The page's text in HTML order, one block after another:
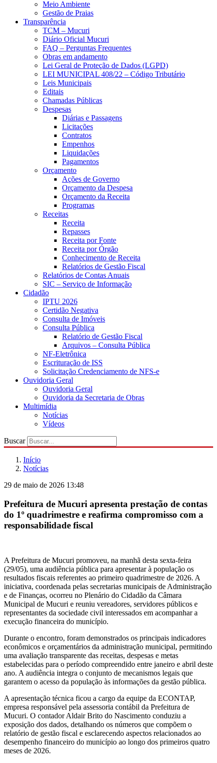
Meio Ambiente
Gestão de Praias
Transparência
TCM – Mucuri
Diário Oficial Mucuri
FAQ – Perguntas Frequentes
Obras em andamento
Lei Geral de Proteção de Dados (LGPD)
LEI MUNICIPAL 408/22 – Código Tributário
Leis Municipais
Editais
Chamadas Públicas
Despesas
Diárias e Passagens
Licitações
Contratos
Empenhos
Liquidações
Pagamentos
Orçamento
Ações de Governo
Orçamento da Despesa
Orçamento da Receita
Programas
Receitas
Receita
Repasses
Receita por Fonte
Receita por Órgão
Conhecimento de Receita
Relatórios de Gestão Fiscal
Relatórios de Contas Anuais
SIC – Serviço de Informação
Cidadão
IPTU 2026
Certidão Negativa
Consulta de Imóveis
Consulta Pública
Relatório de Gestão Fiscal
Arquivos – Consulta Pública
NF-Eletrônica
Escrituração de ISS
Solicitação Credenciamento de NFS-e
Ouvidoria Geral
Ouvidoria Geral
Ouvidoria da Secretaria de Obras
Multimídia
Notícias
Vídeos
Buscar
Início
Notícias
29 de maio de 2026 13:48
Prefeitura de Mucuri apresenta prestação de contas
do 1º quadrimestre e reafirma compromisso com a
responsabilidade fiscal
A Prefeitura de Mucuri promoveu, na manhã desta sexta-feira
(29/05), uma audiência pública para apresentar à população os
resultados fiscais referentes ao primeiro quadrimestre de 2026. A
iniciativa, coordenada pelas secretarias municipais de Administração
e de Finanças, ocorreu no Plenário do Cidadão da Câmara
Municipal de Mucuri e reuniu vereadores, servidores públicos e
representantes da sociedade civil interessados em acompanhar a
execução financeira do município.
Durante o encontro, foram demonstrados os principais indicadores
econômicos e orçamentários da administração municipal, permitindo
uma avaliação transparente das receitas, despesas e metas
estabelecidas para o período compreendido entre janeiro e abril deste
ano. A audiência integra o conjunto de mecanismos legais que
garantem o acesso da população às informações da gestão pública.
A apresentação técnica ficou a cargo da equipe da ECONTAP,
empresa responsável pela assessoria contábil da Prefeitura de
Mucuri. O contador Aldair Brito do Nascimento conduziu a
exposição dos dados, detalhando os números que compõem o
relatório de gestão fiscal e esclarecendo aspectos relacionados ao
desempenho financeiro do município ao longo dos primeiros quatro
meses de 2026.